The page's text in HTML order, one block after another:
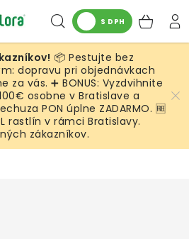
Hľadať
S DPH
📦 Pestujte bez
dopravu pri objednávkach
za vás. ➕ BONUS: Vyzdvihnite
osobne v Bratislave a
PON úplne ZADARMO. 🆓
rastlín v rámci Bratislavy.
zákazníkov.